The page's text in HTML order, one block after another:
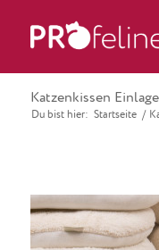
Katzenkissen
Du bist hier: Startseite /